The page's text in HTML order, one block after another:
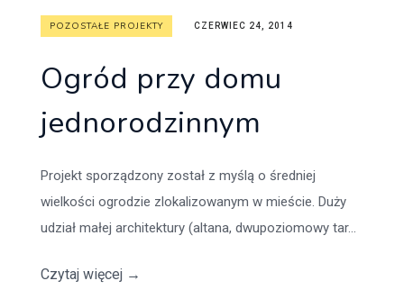
POZOSTAŁE PROJEKTY CZERWIEC 24, 2014
Ogród przy domu
jednorodzinnym
Projekt sporządzony został z myślą o średniej
wielkości ogrodzie zlokalizowanym w mieście. Duży
udział małej architektury (altana, dwupoziomowy tar...
Czytaj więcej →